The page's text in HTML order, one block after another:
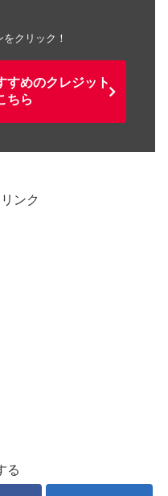
クリック！
すめのクレジット
ちら
ンク
る